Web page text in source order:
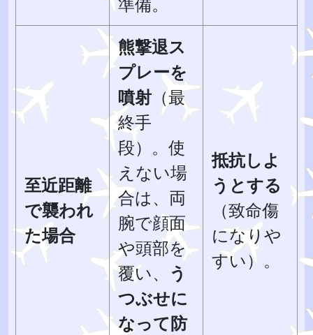
至近距離
で襲われ
た場合
熊撃退ス
プレーを
噴射 （最
終手
段）。使
えない場
合は、両
腕で顔面
や頭部を
覆い、
う
つぶせに
なって防
抵抗しよ
うとする
（致命傷
になりや
すい）。